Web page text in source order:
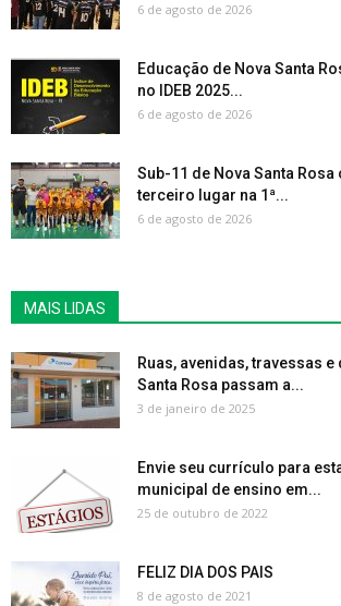
6 de agosto de 2026
Educação de Nova Santa
no IDEB 2025...
6 de agosto de 2026
Sub-11 de Nova Santa
terceiro lugar na 1ª...
6 de agosto de 2026
MAIS LIDAS
Ruas, avenidas, travessas
Santa Rosa passam a...
3 de janeiro de 2025
Envie seu currículo para
municipal de ensino em...
25 de outubro de 2022
FELIZ DIA DOS PAIS
8 de agosto de 2021